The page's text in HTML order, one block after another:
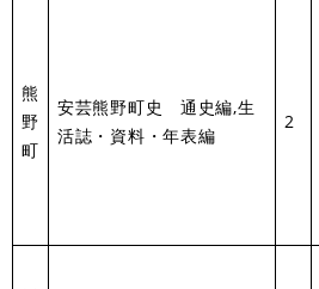
熊
野
町
安芸熊野町史 通史編,生
活誌・資料・年表編
2